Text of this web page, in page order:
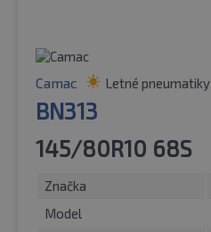
Camac Letné pneumatiky
BN313
145/80R10 68S
Značka
Model